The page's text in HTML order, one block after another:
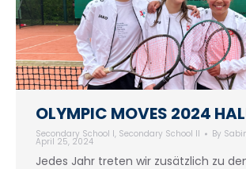
OLYMPIC MOVES 2024
Secondary School I, Secondary School II By
April 25, 2024
Jedes Jahr treten wir zusätzlich zu